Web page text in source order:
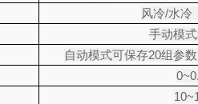
风冷/水冷
手动模
自动模式可保存20组参